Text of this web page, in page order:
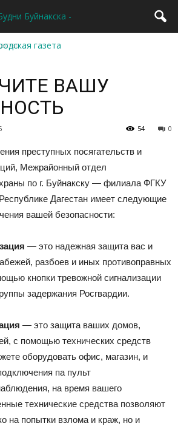
ВАШУ
0
54
преступных посягательств и
Межрайонный отдел
по г. Буйнакску — филиала ФГКУ
Дагестан имеет следующие
вашей безопасности:
— это надежная защита вас и
разбоев и иных противоправных
кнопки тревожной сигнализации
задержания Росгвардии.
— это защита ваших домов,
с помощью технических средств
оборудовать офис, магазин, и
па пульт
на время вашего
технические средства позволяют
на попытки взлома и краж, но и